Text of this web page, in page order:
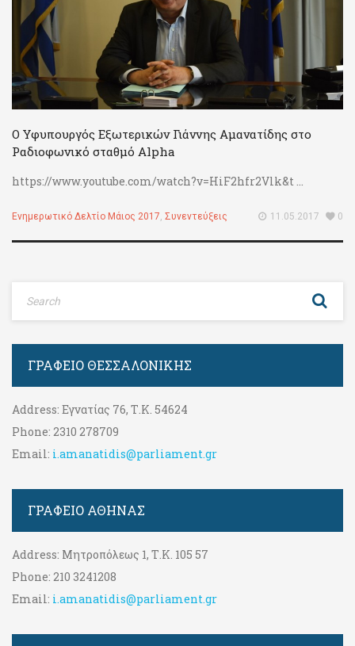
Ο Υφυπουργός Εξωτερικών Γιάννης Αμανατίδης στο
Ραδιοφωνικό σταθμό Alpha
https://www.youtube.com/watch?v=HiF2hfr2Vlk&t ...
Ενημερωτικό Δελτίο Μάιος 2017, Συνεντεύξεις 11.05.2017 0
ΓΡΑΦΕΊΟ ΘΕΣΣΑΛΟΝΊΚΗΣ
Address: Εγνατίας 76, Τ.Κ. 54624
Phone: 2310 278709
Email: i.amanatidis@parliament.gr
ΓΡΑΦΕΊΟ ΑΘΉΝΑΣ
Address: Μητροπόλεως 1, Τ.Κ. 105 57
Phone: 210 3241208
Email: i.amanatidis@parliament.gr